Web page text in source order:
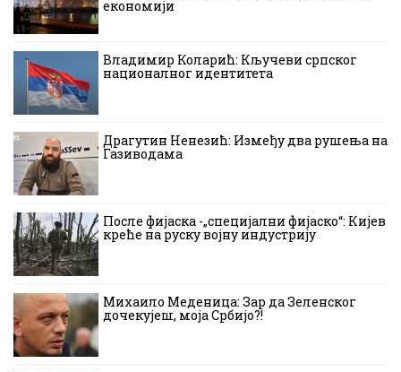
економији
Владимир Коларић: Кључеви српског
националног идентитета
Драгутин Ненезић: Између два рушења на
Газиводама
После фијаска -„специјални фијаско“: Кијев
креће на руску војну индустрију
Михаило Меденица: Зар да Зеленског
дочекујеш, моја Србијо?!